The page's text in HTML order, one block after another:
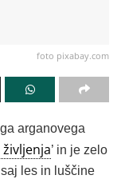
foto pixabay.com
arganovega
’ in je zelo
les in luščine